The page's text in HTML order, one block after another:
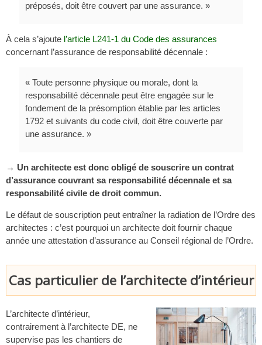
préposés, doit être couvert par une assurance. »
À cela s’ajoute l’article L241-1 du Code des assurances
concernant l’assurance de responsabilité décennale :
« Toute personne physique ou morale, dont la
responsabilité décennale peut être engagée sur le
fondement de la présomption établie par les articles
1792 et suivants du code civil, doit être couverte par
une assurance. »
→ Un architecte est donc obligé de souscrire un contrat
d’assurance couvrant sa responsabilité décennale et sa
responsabilité civile de droit commun.
Le défaut de souscription peut entraîner la radiation de l’Ordre des
architectes : c’est pourquoi un architecte doit fournir chaque
année une attestation d’assurance au Conseil régional de l’Ordre.
Cas particulier de l’architecte d’intérieur
L’architecte d’intérieur,
contrairement à l’architecte DE, ne
supervise pas les chantiers de